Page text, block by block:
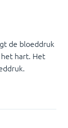
de bloeddruk
hart. Het